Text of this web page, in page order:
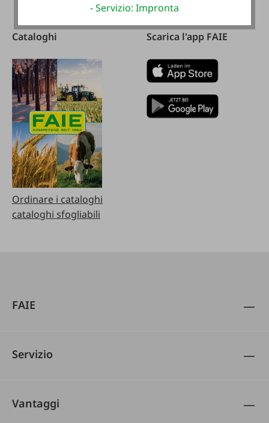
08:00 - 12:00
Cataloghi
Ordinare i cataloghi
cataloghi sfogliabili
Scarica l'app FAIE
FAIE
Servizio
Vantaggi
- Servizio: Impronta